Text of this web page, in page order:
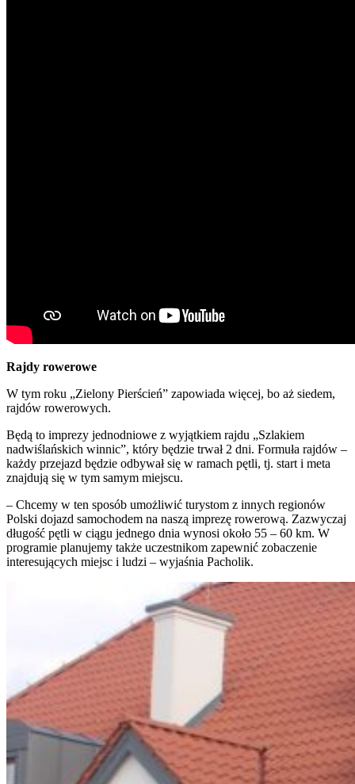
Rajdy rowerowe
W tym roku „Zielony Pierścień” zapowiada więcej, bo aż siedem,
rajdów rowerowych.
Będą to imprezy jednodniowe z wyjątkiem rajdu „Szlakiem
nadwiślańskich winnic”, który będzie trwał 2 dni. Formuła rajdów –
każdy przejazd będzie odbywał się w ramach pętli, tj. start i meta
znajdują się w tym samym miejscu.
– Chcemy w ten sposób umożliwić turystom z innych regionów
Polski dojazd samochodem na naszą imprezę rowerową. Zazwyczaj
długość pętli w ciągu jednego dnia wynosi około 55 – 60 km. W
programie planujemy także uczestnikom zapewnić zobaczenie
interesujących miejsc i ludzi – wyjaśnia Pacholik.